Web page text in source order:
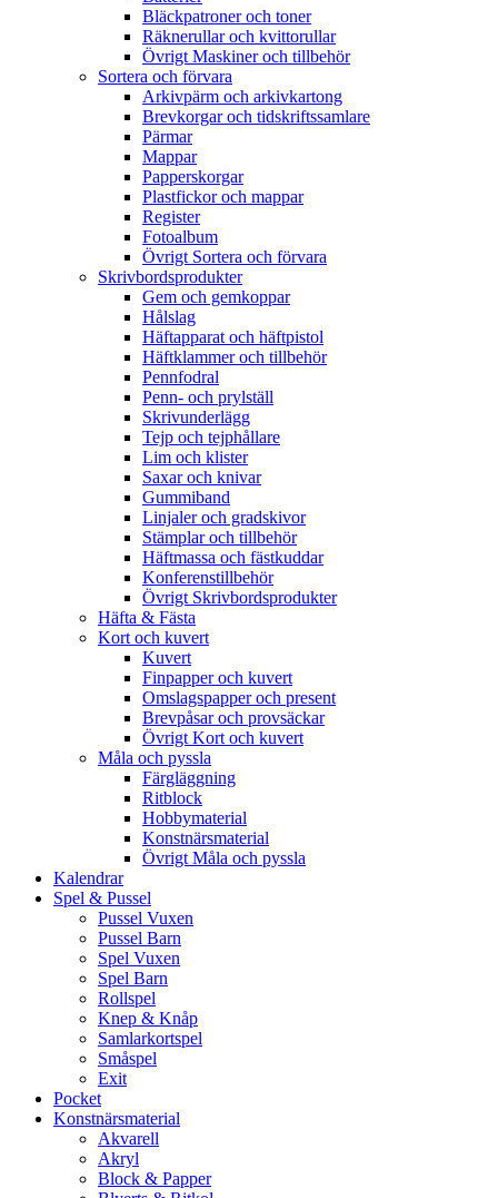
Bläckpatroner och toner
Räknerullar och kvittorullar
Övrigt Maskiner och tillbehör
Sortera och förvara
Arkivpärm och arkivkartong
Brevkorgar och tidskriftssamlare
Pärmar
Mappar
Papperskorgar
Plastfickor och mappar
Register
Fotoalbum
Övrigt Sortera och förvara
Skrivbordsprodukter
Gem och gemkoppar
Hålslag
Häftapparat och häftpistol
Häftklammer och tillbehör
Pennfodral
Penn- och prylställ
Skrivunderlägg
Tejp och tejphållare
Lim och klister
Saxar och knivar
Gummiband
Linjaler och gradskivor
Stämplar och tillbehör
Häftmassa och fästkuddar
Konferenstillbehör
Övrigt Skrivbordsprodukter
Häfta & Fästa
Kort och kuvert
Kuvert
Finpapper och kuvert
Omslagspapper och present
Brevpåsar och provsäckar
Övrigt Kort och kuvert
Måla och pyssla
Färgläggning
Ritblock
Hobbymaterial
Konstnärsmaterial
Övrigt Måla och pyssla
Kalendrar
Spel & Pussel
Pussel Vuxen
Pussel Barn
Spel Vuxen
Spel Barn
Rollspel
Knep & Knåp
Samlarkortspel
Småspel
Exit
Pocket
Konstnärsmaterial
Akvarell
Akryl
Block & Papper